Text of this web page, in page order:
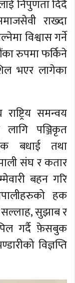
निपुणता दिदै
राख्दा
विश्वास गर्ने
रुपमा फर्किने
भएर लागेका
समन्वय
पञ्जिकृत
बधाई तथा
संघ र कतार
बहन गरि
हक
सुझाब र
गर्दै फ़ेसबुक
विज्ञप्ति